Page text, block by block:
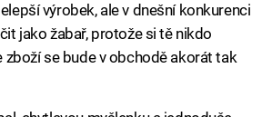
výrobek, ale v dnešní konkurenci
jako žabař, protože si tě nikdo
zboží se bude v obchodě akorát tak